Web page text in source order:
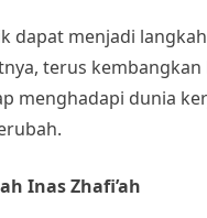
dapat menjadi
terus
menghadapi dunia
Inas Zhafi’ah